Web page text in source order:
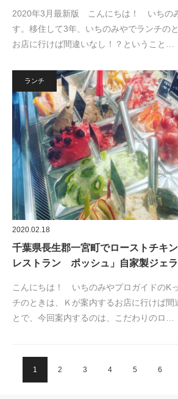
2020年3月最新版 こんにちは！ いちの
す。移住して3年、いちのみやでランチの
お店に行けば間違いなし！？ということ…
ランチ
2020.02.18
千葉県長生郡一宮町でローストチキ
レストラン ポッシュ」自家製ジェ
こんにちは！ いちのみやプロガイドのK
チのときは、Ｋが案内するお店に行けば間
とで、今回案内するのは、こだわりのロ…
1 2 3 4 5 6